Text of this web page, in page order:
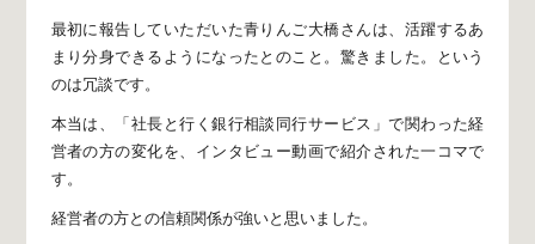
最初に報告していただいた青りんご大橋さんは、 活躍するあ
まり分身できるようになったとのこと。 驚きました。という
のは冗談です。
本当は、「社長と行く銀行相談同行サービス」で関わった経
営者の方の変化を、 インタビュー動画で紹介された一コマで
す。
経営者の方との信頼関係が強いと思いました。